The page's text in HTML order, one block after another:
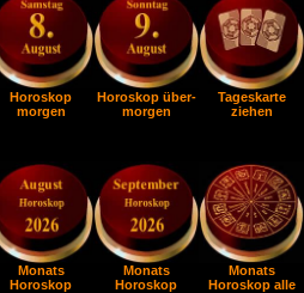
Horoskop
morgen
Horoskop über-
morgen
Tageskarte
ziehen
Monats
Horoskop
Monats
Horoskop
Monats
Horoskop alle